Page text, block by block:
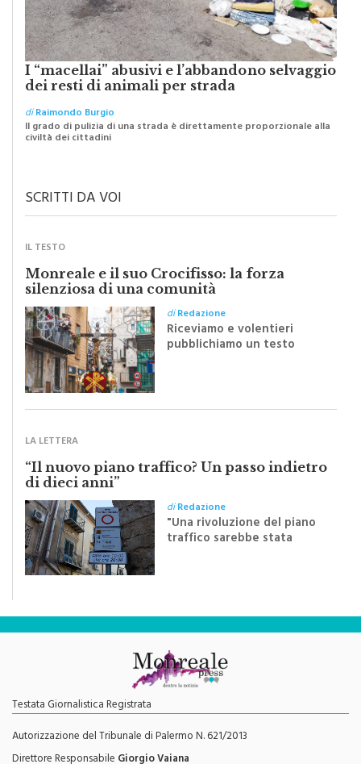
I “macellai” abusivi e l’abbandono selvaggio
dei resti di animali per strada
diRaimondo Burgio
Il grado di pulizia di una strada è direttamente proporzionale alla
civiltà dei cittadini
Monreale e il suo Crocifisso: la forza
silenziosa di una comunità
diRedazione
Riceviamo e volentieri
pubblichiamo un testo
inviato dalla scrittrice
monrealese Mariella
“Il nuovo piano traffico? Un passo indietro
di dieci anni”
"Una rivoluzione del piano
traffico sarebbe stata
efficace se preceduta da
una rivoluzione culturale"
Testata Giornalistica Registrata
Autorizzazione del Tribunale di Palermo N. 621/2013
Direttore ResponsabileGiorgio Vaiana
Contatti e info